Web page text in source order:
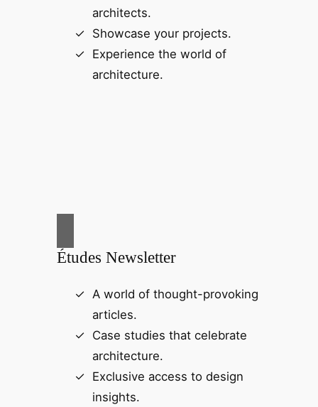
architects.
Showcase your projects.
Experience the world of
architecture.
Études Newsletter
A world of thought-provoking
articles.
Case studies that celebrate
architecture.
Exclusive access to design
insights.